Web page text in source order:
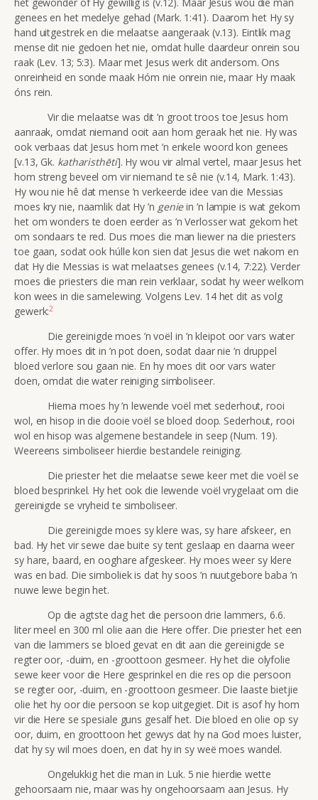
genees en het medelye gehad (Mark. 1:41). Daarom het Hy sy
hand uitgestrek en die melaatse aangeraak (v.13). Eintlik mag
mense dit nie gedoen het nie, omdat hulle daardeur onrein sou
raak (Lev. 13; 5:3). Maar met Jesus werk dit andersom. Ons
onreinheid en sonde maak Hóm nie onrein nie, maar Hy maak
óns rein.
Vir die melaatse was dit ’n groot troos toe Jesus hom
aanraak, omdat niemand ooit aan hom geraak het nie. Hy was
ook verbaas dat Jesus hom met ’n enkele woord kon genees
[v.13, Gk. katharisthēti]. Hy wou vir almal vertel, maar Jesus het
hom streng beveel om vir niemand te sê nie (v.14, Mark. 1:43).
Hy wou nie hê dat mense ’n verkeerde idee van die Messias
moes kry nie, naamlik dat Hy ’n geniein ’n lampie is wat gekom
het om wonders te doen eerder as ’n Verlosser wat gekom het
om sondaars te red. Dus moes die man liewer na die priesters
toe gaan, sodat ook húlle kon sien dat Jesus die wet nakom en
dat Hy die Messias is wat melaatses genees (v.14, 7:22). Verder
moes die priesters die man rein verklaar, sodat hy weer welkom
kon wees in die samelewing. Volgens Lev. 14 het dit as volg
gewerk:2
Die gereinigde moes ’n voël in ’n kleipot oor vars water
offer. Hy moes dit in ’n pot doen, sodat daar nie ’n druppel
bloed verlore sou gaan nie. En hy moes dit oor vars water
doen, omdat die water reiniging simboliseer.
Hierna moes hy ’n lewende voël met sederhout, rooi
wol, en hisop in die dooie voël se bloed doop. Sederhout, rooi
wol en hisop was algemene bestandele in seep (Num. 19).
Weereens simboliseer hierdie bestandele reiniging.
Die priester het die melaatse sewe keer met die voël se
bloed besprinkel. Hy het ook die lewende voël vrygelaat om die
gereinigde se vryheid te simboliseer.
Die gereinigde moes sy klere was, sy hare afskeer, en
bad. Hy het vir sewe dae buite sy tent geslaap en daarna weer
sy hare, baard, en ooghare afgeskeer. Hy moes weer sy klere
was en bad. Die simboliek is dat hy soos ’n nuutgebore baba ’n
nuwe lewe begin het.
Op die agtste dag het die persoon drie lammers, 6.6.
liter meel en 300 ml olie aan die Here offer. Die priester het een
van die lammers se bloed gevat en dit aan die gereinigde se
regter oor, -duim, en -groottoon gesmeer. Hy het die olyfolie
sewe keer voor die Here gesprinkel en die res op die persoon
se regter oor, -duim, en -groottoon gesmeer. Die laaste bietjie
olie het hy oor die persoon se kop uitgegiet. Dit is asof hy hom
vir die Here se spesiale guns gesalf het. Die bloed en olie op sy
oor, duim, en groottoon het gewys dat hy na God moes luister,
dat hy sy wil moes doen, en dat hy in sy weë moes wandel.
Ongelukkig het die man in Luk. 5 nie hierdie wette
gehoorsaam nie, maar was hy ongehoorsaam aan Jesus. Hy